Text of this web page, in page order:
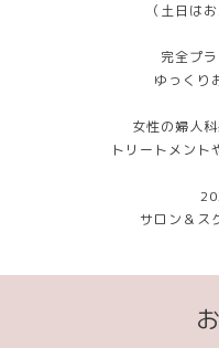
（土日は
完全プ
ゆっくり
女性の婦人
トリートメント
サロン＆ス